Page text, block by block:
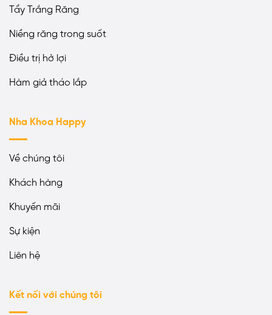
Tẩy Trắng Răng
Niềng răng trong suốt
Điều trị hở lợi
Hàm giả tháo lắp
Nha Khoa Happy
Về chúng tôi
Khách hàng
Khuyến mãi
Sự kiện
Liên hệ
Kết nối với chúng tôi